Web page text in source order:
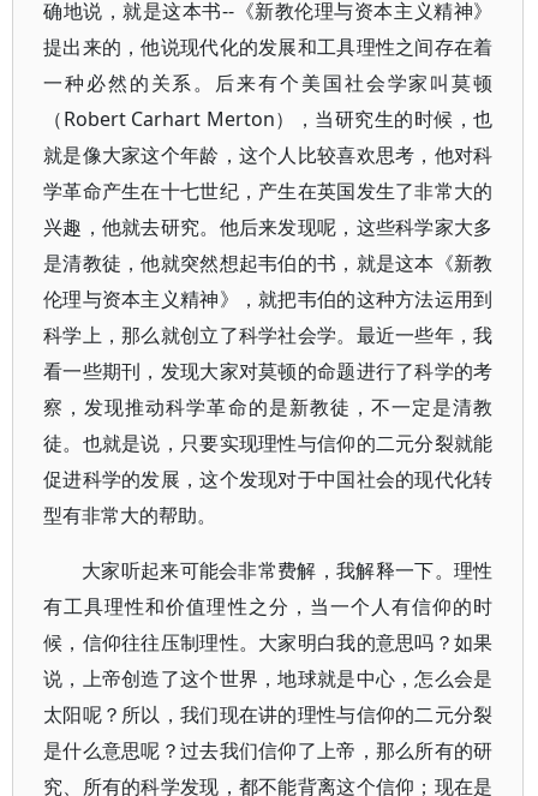
确地说，就是这本书--《新教伦理与资本主义精神》
提出来的，他说现代化的发展和工具理性之间存在着
一种必然的关系。后来有个美国社会学家叫莫顿
（Robert Carhart Merton），当研究生的时候，也
就是像大家这个年龄，这个人比较喜欢思考，他对科
学革命产生在十七世纪，产生在英国发生了非常大的
兴趣，他就去研究。他后来发现呢，这些科学家大多
是清教徒，他就突然想起韦伯的书，就是这本《新教
伦理与资本主义精神》，就把韦伯的这种方法运用到
科学上，那么就创立了科学社会学。最近一些年，我
看一些期刊，发现大家对莫顿的命题进行了科学的考
察，发现推动科学革命的是新教徒，不一定是清教
徒。也就是说，只要实现理性与信仰的二元分裂就能
促进科学的发展，这个发现对于中国社会的现代化转
型有非常大的帮助。
大家听起来可能会非常费解，我解释一下。理性
有工具理性和价值理性之分，当一个人有信仰的时
候，信仰往往压制理性。大家明白我的意思吗？如果
说，上帝创造了这个世界，地球就是中心，怎么会是
太阳呢？所以，我们现在讲的理性与信仰的二元分裂
是什么意思呢？过去我们信仰了上帝，那么所有的研
究、所有的科学发现，都不能背离这个信仰；现在是